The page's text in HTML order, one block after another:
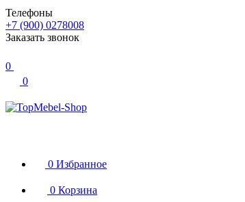
Телефоны
+7 (900) 0278008
Заказать звонок
0
0
0 Избранное
0 Корзина